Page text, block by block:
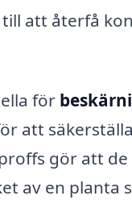
till att återfå
för
att
gör att
av en planta